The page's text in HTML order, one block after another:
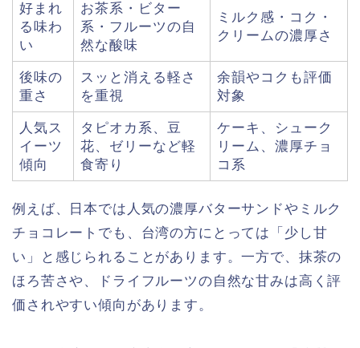
好まれ
る味わ
い
お茶系・ビター
系・フルーツの自
然な酸味
ミルク感・コク・
クリームの濃厚さ
後味の
重さ
スッと消える軽さ
を重視
余韻やコクも評価
対象
人気ス
イーツ
傾向
タピオカ系、豆
花、ゼリーなど軽
食寄り
ケーキ、シューク
リーム、濃厚チョ
コ系
例えば、日本では人気の濃厚バターサンドやミルク
チョコレートでも、台湾の方にとっては「少し甘
い」と感じられることがあります。一方で、抹茶の
ほろ苦さや、ドライフルーツの自然な甘みは高く評
価されやすい傾向があります。